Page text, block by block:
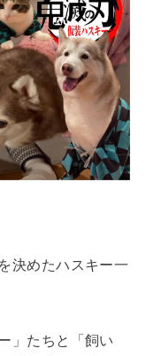
決めたハスキー一
」たちと「飼い